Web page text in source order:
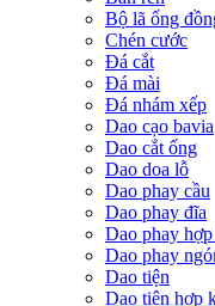
Bộ lã ống
Chén cước
Đá cắt
Đá mài
Đá nhám xếp
Dao cạo bavia
Dao cắt ống
Dao doa lỗ
Dao phay cầu
Dao phay đĩa
Dao phay
Dao phay
Dao tiện
Dao tiện hợp